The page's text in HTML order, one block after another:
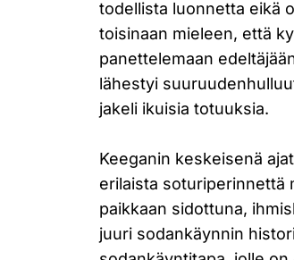
todellista luonnetta eikä
toisinaan mieleen, että
panettelemaan
lähestyi
jakeli ikuisia totuuksia.
Keeganin keskeisenä
erilaista soturiperinnettä
paikkaan sidottuna,
juuri sodankäynnin